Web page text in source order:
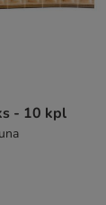
- 10 kpl